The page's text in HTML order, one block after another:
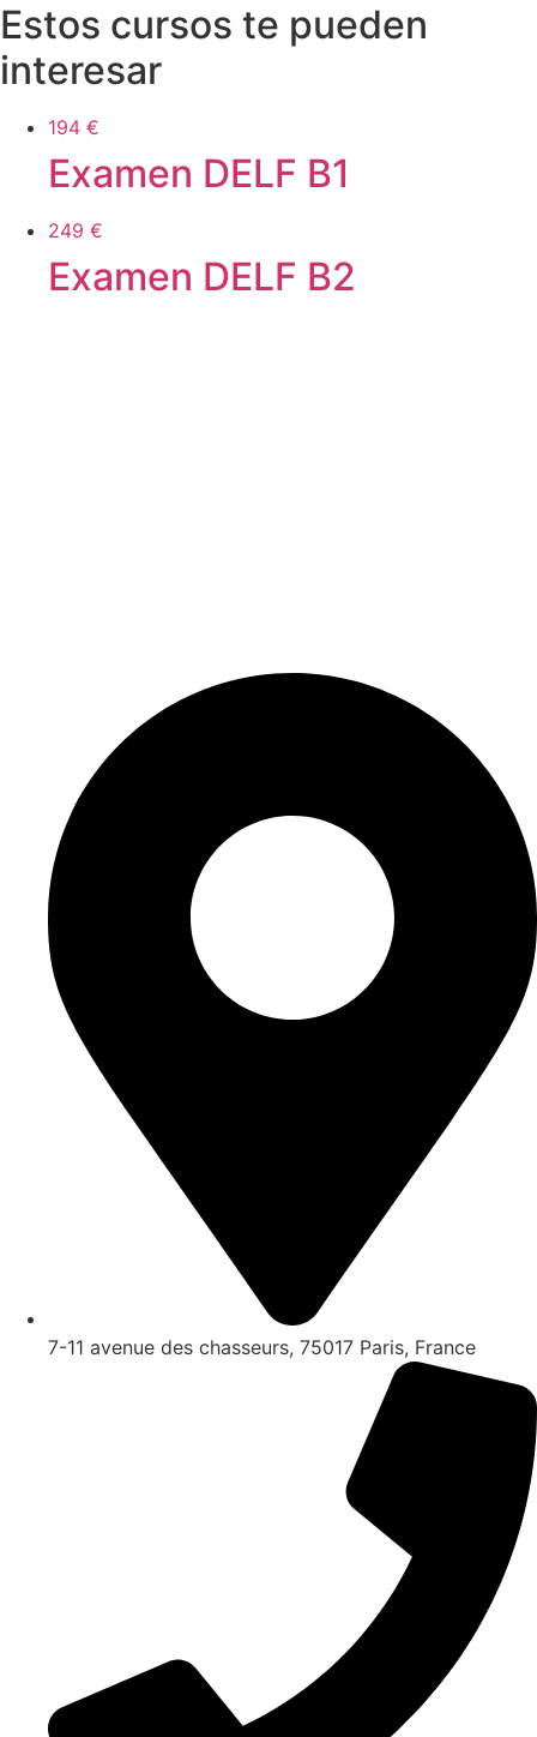
Estos cursos te pueden
interesar
194 €
Examen DELF B1
249 €
Examen DELF B2
7-11 avenue des chasseurs, 75017 Paris, France